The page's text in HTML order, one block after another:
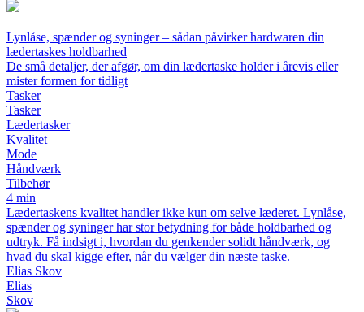
Lynlåse, spænder og syninger – sådan påvirker hardwaren din
lædertaskes holdbarhed
De små detaljer, der afgør, om din lædertaske holder i årevis eller
mister formen for tidligt
Tasker
Tasker
Lædertasker
Kvalitet
Mode
Håndværk
Tilbehør
4 min
Lædertaskens kvalitet handler ikke kun om selve læderet. Lynlåse,
spænder og syninger har stor betydning for både holdbarhed og
udtryk. Få indsigt i, hvordan du genkender solidt håndværk, og
hvad du skal kigge efter, når du vælger din næste taske.
Elias Skov
Elias
Skov